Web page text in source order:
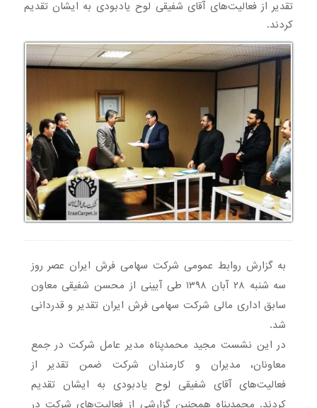
تقدیر از فعالیت‌های آقای شفیقی لوح یادبودی به ایشان تقدیم
کردند.
به گزارش روابط عمومی شرکت سهامی فرش ایران عصر روز
سه شنبه ۲۸ آبان ۱۳۹۸ طی آیینی از محسن شفیقی معاون
سابق اداری مالی شرکت سهامی فرش ایران تقدیر و قدردانی
شد.
در این نشست مجید محمدپناه مدیر عامل شرکت در جمع
معاونان، مدیران و کارمندان شرکت ضمن تقدیر از
فعالیت‌های آقای شفیقی لوح یادبودی به ایشان تقدیم
کردند. محمدپناه همچنین گزارشی از فعالیت‌های شرکت در